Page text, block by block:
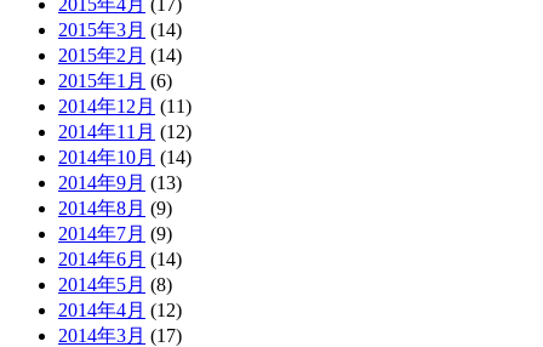
2015年3月 (14)
2015年2月 (14)
2015年1月 (6)
2014年12月 (11)
2014年11月 (12)
2014年10月 (14)
2014年9月 (13)
2014年8月 (9)
2014年7月 (9)
2014年6月 (14)
2014年5月 (8)
2014年4月 (12)
2014年3月 (17)